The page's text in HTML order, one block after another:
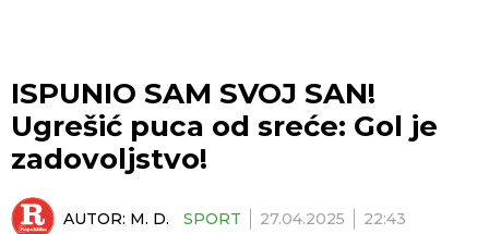
ISPUNIO SAM SVOJ SAN!
Ugrešić puca od sreće: Gol je
zadovoljstvo!
AUTOR: M. D. SPORT 27.04.2025 22:43